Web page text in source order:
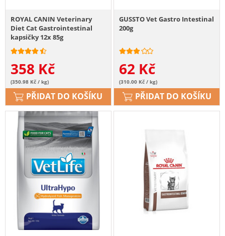
ROYAL CANIN Veterinary
Diet Cat Gastrointestinal
kapsičky 12x 85g
358 Kč
(350.98 Kč / kg)
PŘIDAT DO KOŠÍKU
GUSSTO Vet Gastro Intestinal
200g
62 Kč
(310.00 Kč / kg)
PŘIDAT DO KOŠÍKU